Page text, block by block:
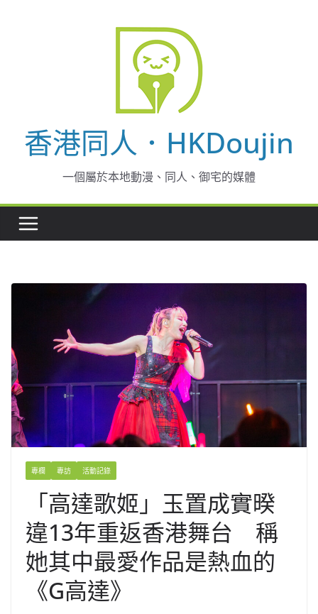
香港同人．HKDoujin
一個屬於本地動漫、同人、御宅的媒體
專欄 專訪 活動記錄
「高達歌姬」玉置成實暌
違13年重返香港舞台 稱
她其中最愛作品是熱血的
《G高達》